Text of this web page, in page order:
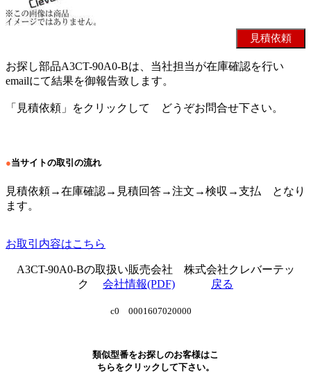
お探し部品A3CT-90A0-Bは、当社担当が在庫確認を行い
emailにて結果を御報告致します。
「見積依頼」をクリックして どうぞお問合せ下さい。
●当サイトの取引の流れ
見積依頼→在庫確認→見積回答→注文→検収→支払 となり
ます。
お取引内容はこちら
A3CT-90A0-Bの取扱い販売会社 株式会社クレバーテッ
ク 会社情報(PDF) 戻る
c0 0001607020000
類似型番をお探しのお客様はこ
ちらをクリックして下さい。